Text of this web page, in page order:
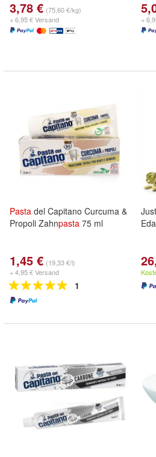
3,78 € (75,60 €/kg)
+ 6,95 € Versand
+
Pasta del Capitano Curcuma &
Propoli Zahnpasta 75 ml
1,45 € (19,33 €/l)
+ 4,95 € Versand
1